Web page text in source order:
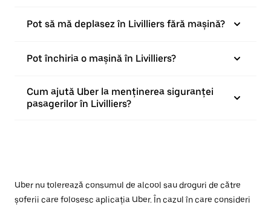
Pot să mă deplasez în Livilliers fără mașină?
Pot închiria o mașină în Livilliers?
Cum ajută Uber la menținerea siguranței
pasagerilor în Livilliers?
Uber nu tolerează consumul de alcool sau droguri de către
șoferii care folosesc aplicația Uber. În cazul în care consideri